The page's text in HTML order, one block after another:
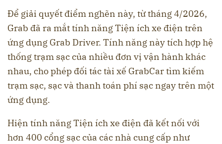
Để giải quyết điểm nghẽn này, từ tháng 4/2026,
Grab đã ra mắt tính năng Tiện ích xe điện trên
ứng dụng Grab Driver. Tính năng này tích hợp hệ
thống trạm sạc của nhiều đơn vị vận hành khác
nhau, cho phép đối tác tài xế GrabCar tìm kiếm
trạm sạc, sạc và thanh toán phí sạc ngay trên một
ứng dụng.
Hiện tính năng Tiện ích xe điện đã kết nối với
hơn 400 cổng sạc của các nhà cung cấp như